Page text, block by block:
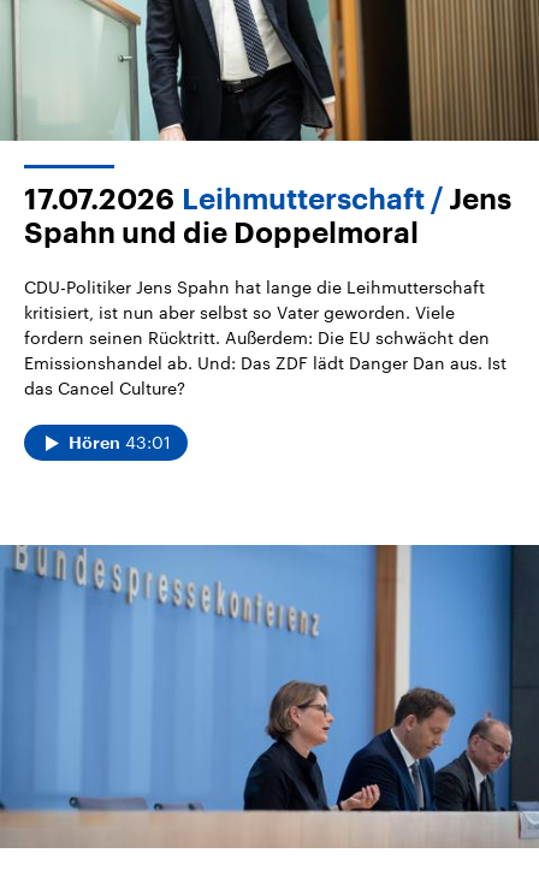
17.07.2026 Leihmutterschaft
Jens
Spahn und die Doppelmoral
CDU-Politiker Jens Spahn hat lange die Leihmutterschaft
kritisiert, ist nun aber selbst so Vater geworden. Viele
fordern seinen Rücktritt. Außerdem: Die EU schwächt den
Emissionshandel ab. Und: Das ZDF lädt Danger Dan aus. Ist
das Cancel Culture?
Hören 43:01